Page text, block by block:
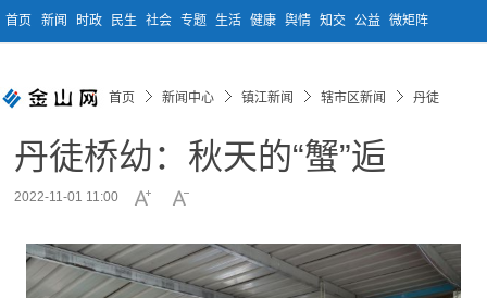
首页 新闻 时政 民生 社会 专题 生活 健康 舆情 知交 公益 微矩阵
首页 新闻中心 镇江新闻 辖市区新闻 丹徒
丹徒桥幼：秋天的“蟹”逅
2022-11-01 11:00